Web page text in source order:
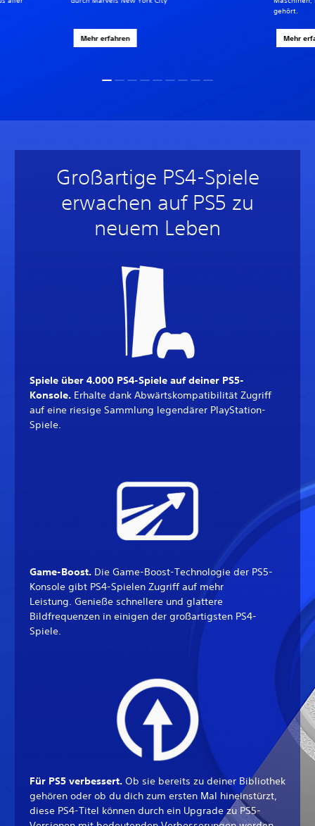
Mehr erfahren
gehört.
Mehr
Großartige PS4-Spiele
erwachen auf PS5 zu
neuem Leben
Spiele über 4.000 PS4-Spiele auf deiner PS5-
Konsole. Erhalte dank Abwärtskompatibilität Zugriff
auf eine riesige Sammlung legendärer PlayStation-
Spiele.
Game-Boost. Die Game-Boost-Technologie der PS5-
Konsole gibt PS4-Spielen Zugriff auf mehr
Leistung. Genieße schnellere und glattere
Bildfrequenzen in einigen der großartigsten PS4-
Spiele.
Für PS5 verbessert. Ob sie bereits zu deiner Bibliothek
gehören oder ob du dich zum ersten Mal hineinstürzt,
diese PS4-Titel können durch ein Upgrade zu PS5-